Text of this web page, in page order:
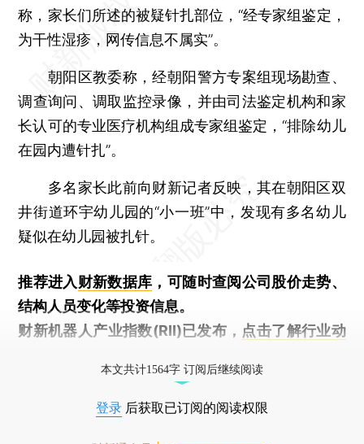
称，家长们所述的被疑针扎部位，“经专家组鉴定，
为干性湿疹，网传信息不属实”。
朝阳区教委称，经朝阳警方专案组现场勘查、
调查询问、调取监控录像，并由司法鉴定机构和家
长认可的专业医疗机构组成专家组鉴定，“排除幼儿
在园内遭针扎”。
多名家长此前向财新记者反映，其在朝阳区双
井街道环宇幼儿园的“小一班”中，发现有多名幼儿
疑似在幼儿园被扎针。
推荐进入财新数据库 ，可随时查阅公司股价走势、
结构人员变化等投资信息。
财新机器人产业指数(RII)已发布， 点击了解行业动
本文共计1564字 订阅后继续阅读
登录 后获取已订阅的阅读权限